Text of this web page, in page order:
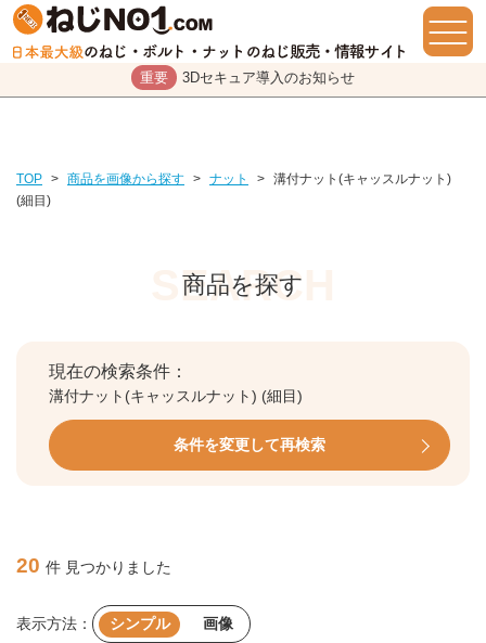
重要 3Dセキュア導入のお知らせ
TOP > 商品を画像から探す > ナット > 溝付ナット(キャッスルナット)
(細目)
商品を探す
現在の検索条件：
溝付ナット(キャッスルナット) (細目)
条件を変更して再検索
20 件 見つかりました
表示方法： シンプル 画像